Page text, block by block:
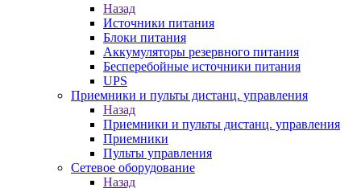
Назад
Источники питания
Блоки питания
Аккумуляторы резервного питания
Бесперебойные источники питания
UPS
Приемники и пульты дистанц. управления
Назад
Приемники и пульты дистанц. управления
Приемники
Пульты управления
Сетевое оборудование
Назад